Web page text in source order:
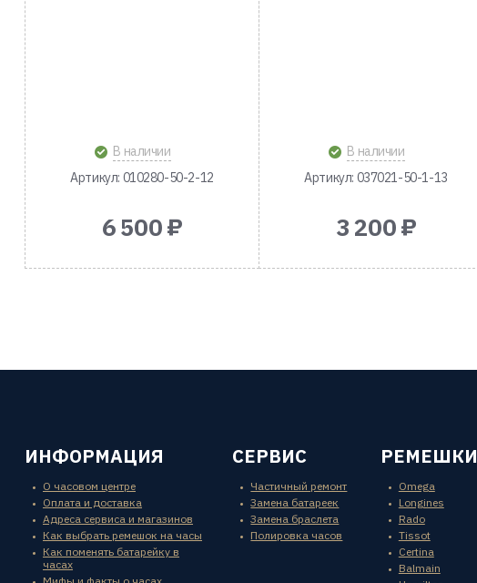
В наличии
Артикул: 010280-50-2-12
6 500 ₽
В наличии
Артикул: 037021-50-1-13
3 200 ₽
ИНФОРМАЦИЯ
О часовом центре
Оплата и доставка
Адреса сервиса и магазинов
Как выбрать ремешок на часы
Как поменять батарейку в
часах
СЕРВИС
Частичный ремонт
Замена батареек
Замена браслета
Полировка часов
РЕМЕШКИ
Omega
Longines
Rado
Tissot
Certina
Balmain